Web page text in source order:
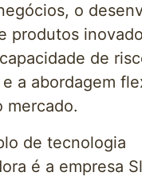
o
produtos
de
a abordagem
mercado.
de tecnologia
é a empresa